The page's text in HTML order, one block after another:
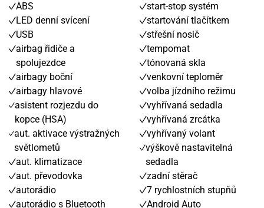
ABS
LED denní svícení
USB
airbag řidiče a
spolujezdce
airbagy boční
airbagy hlavové
asistent rozjezdu do
kopce (HSA)
aut. aktivace výstražných
světlometů
aut. klimatizace
aut. převodovka
autorádio
autorádio s Bluetooth
start-stop systém
startování tlačítkem
střešní nosič
tempomat
tónovaná skla
venkovní teploměr
volba jízdního režimu
vyhřívaná sedadla
vyhřívaná zrcátka
vyhřívaný volant
výškově nastavitelná
sedadla
zadní stěrač
7 rychlostních stupňů
Android Auto